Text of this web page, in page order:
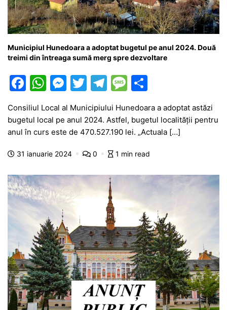
Municipiul Hunedoara a adoptat bugetul pe anul 2024. Două
treimi din întreaga sumă merg spre dezvoltare
F
c
e
b
o
o
k
W
at
s
A
p
p
M
s
s
e
g
er
T
itt
er
T
e
gr
a
m
M
s
s
a
e
ta
je
a
ă
Consiliul Local al Municipiului Hunedoara a adoptat astăzi
bugetul local pe anul 2024. Astfel, bugetul localității pentru
anul în curs este de 470.527.190 lei. „Actuala […]
31 ianuarie 2024 0 1 min read